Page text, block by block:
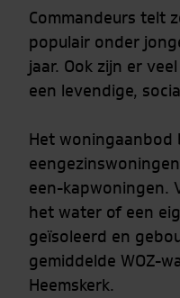
Commandeurs telt
populair onder
jaar. Ook zijn er
een levendige,
Het woningaanbod
een-kapwoningen.
het water of een
geïsoleerd en
gemiddelde WOZ-
Heemskerk.